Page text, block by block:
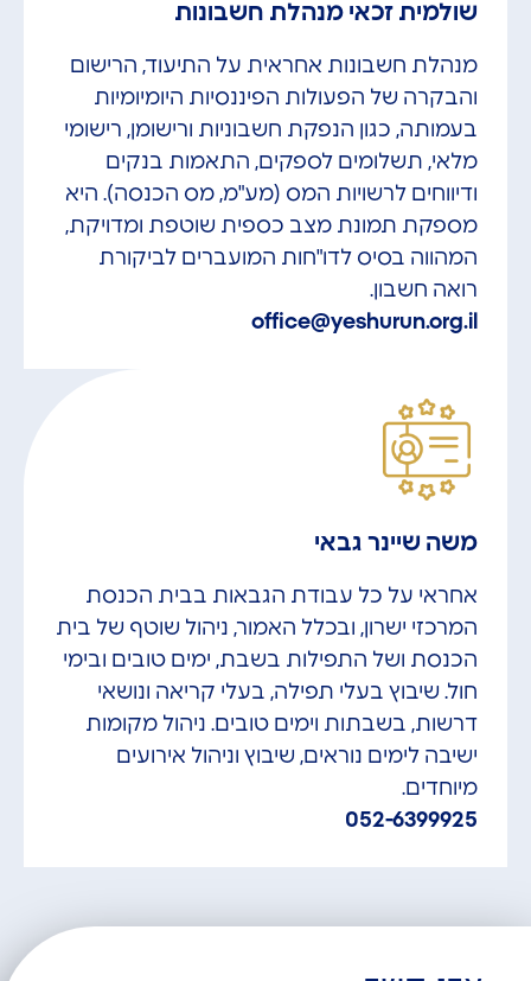
שולמית זכאי מנהלת חשבונות
מנהלת חשבונות אחראית על התיעוד, הרישום
והבקרה של הפעולות הפיננסיות היומיומיות
בעמותה, כגון הנפקת חשבוניות ורישומן, רישומי
מלאי, תשלומים לספקים, התאמות בנקים
ודיווחים לרשויות המס (מע"מ, מס הכנסה). היא
מספקת תמונת מצב כספית שוטפת ומדויקת,
המהווה בסיס לדו"חות המועברים לביקורת
רואה חשבון.
office@yeshurun.org.il
משה שיינר גבאי
אחראי על כל עבודת הגבאות בבית הכנסת
המרכזי ישרון, ובכלל האמור, ניהול שוטף של בית
הכנסת ושל התפילות בשבת, ימים טובים ובימי
חול. שיבוץ בעלי תפילה, בעלי קריאה ונושאי
דרשות, בשבתות וימים טובים. ניהול מקומות
ישיבה לימים נוראים, שיבוץ וניהול אירועים
מיוחדים.
052-6399925